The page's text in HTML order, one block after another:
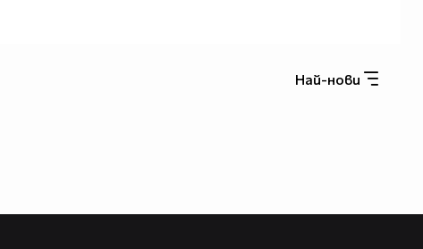
Най-нови